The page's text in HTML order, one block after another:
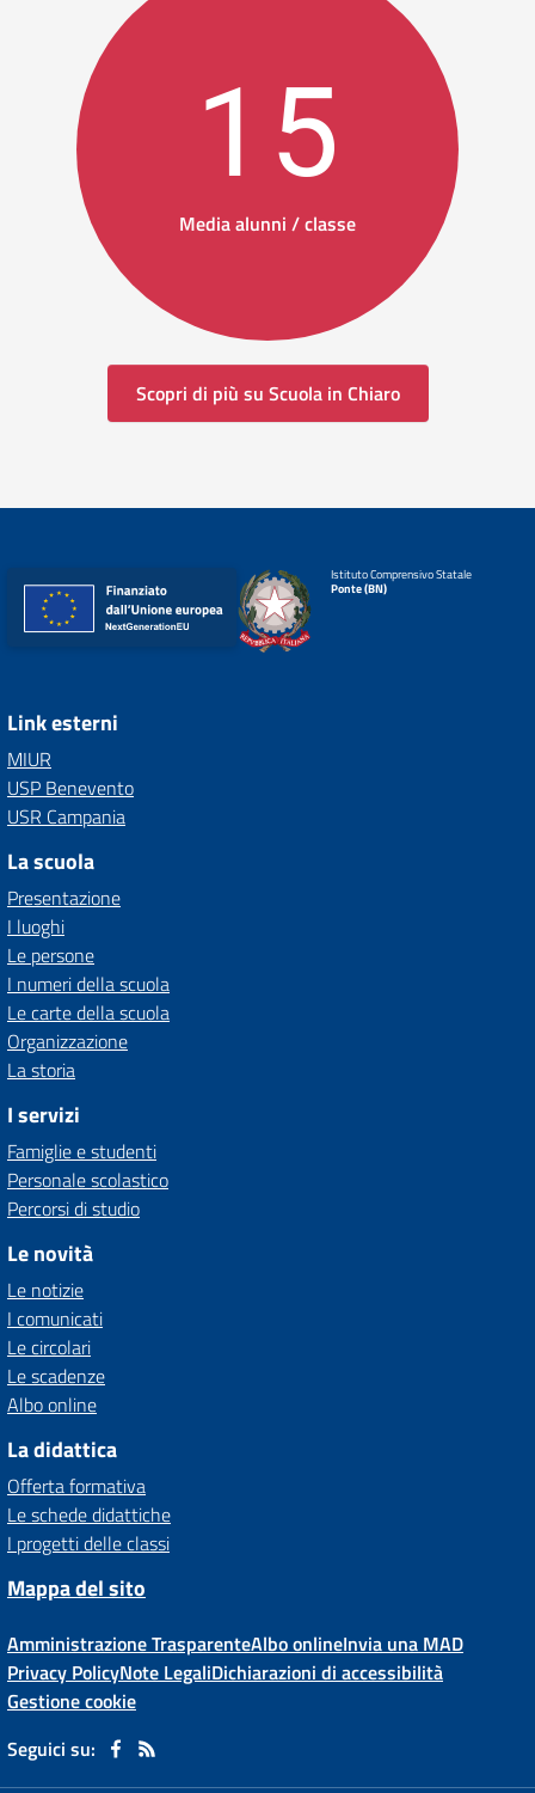
15
Media alunni / classe
Scopri di più su Scuola in Chiaro
Istituto Comprensivo Statale
Ponte (BN)
Link esterni
MIUR
USP Benevento
USR Campania
La scuola
Presentazione
I luoghi
Le persone
I numeri della scuola
Le carte della scuola
Organizzazione
La storia
I servizi
Famiglie e studenti
Personale scolastico
Percorsi di studio
Le novità
Le notizie
I comunicati
Le circolari
Le scadenze
Albo online
La didattica
Offerta formativa
Le schede didattiche
I progetti delle classi
Mappa del sito
Amministrazione TrasparenteAlbo onlineInvia una MAD
Privacy PolicyNote LegaliDichiarazioni di accessibilità
Gestione cookie
Seguici su: